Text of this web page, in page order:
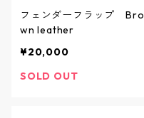
フェンダーフラップ Bro
wn leather
¥20,000
SOLD OUT